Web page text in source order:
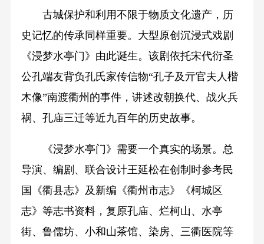
古城保护和利用不限于物质文化遗产，历
史记忆的传承同样重要。大型原创沉浸式戏剧
《浸梦水亭门》由此诞生。该剧依托宋代衍圣
公孔端友背负孔氏家传信物“孔子及亓官夫人楷
木像”南渡衢州的事件，讲述改朝换代、战火兵
祸、孔庙三迁等近九百年的历史故事。
《浸梦水亭门》需要一个真实的场景。总
导演、编剧、联合设计王延松在创制时参考民
国《衢县志》及新编《衢州市志》《柯城区
志》等志书资料，复原孔庙、烂柯山、水亭
街、鲁儒坊、小和山茶馆、染房、三衢医院等